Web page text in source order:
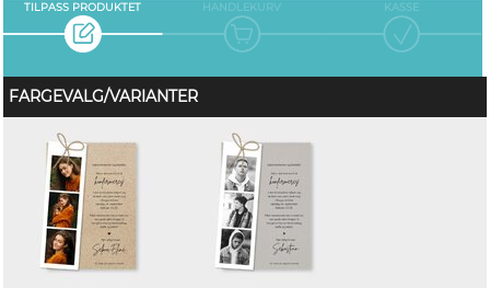
TILPASS PRODUKTET HANDLEKURV KASSE
FARGEVALG/VARIANTER